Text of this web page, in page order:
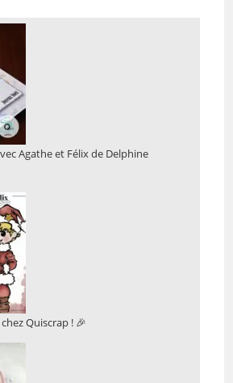
Agathe et Félix de Delphine
Quiscrap ! 🎉